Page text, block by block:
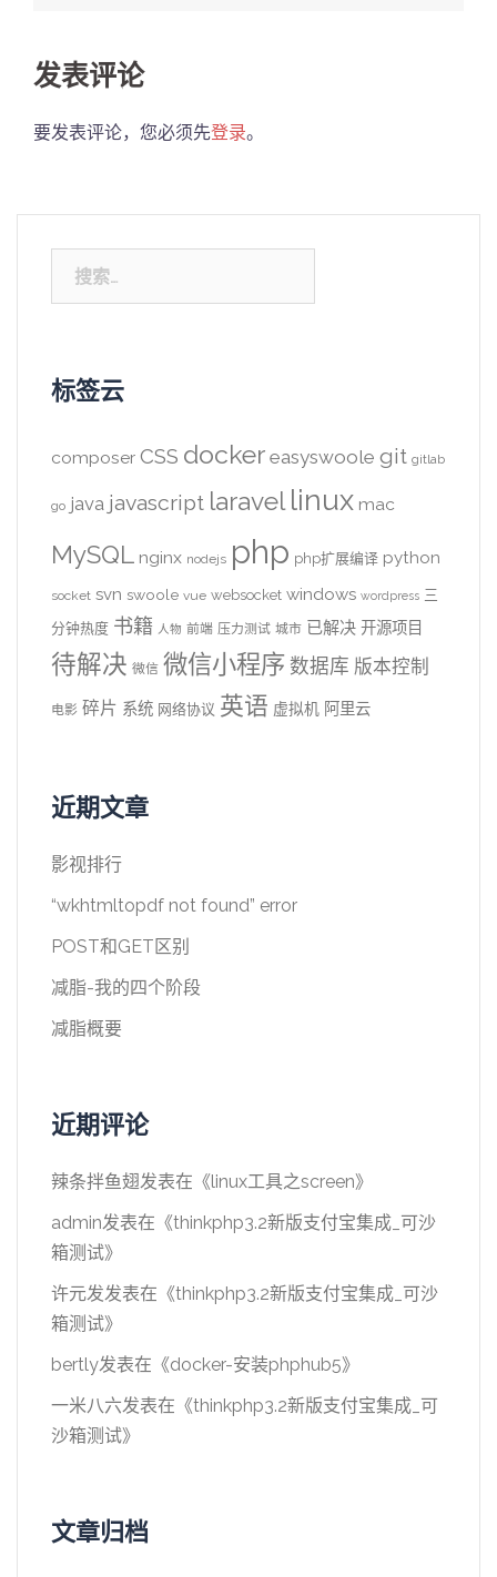
发表评论
要发表评论，您必须先登录。
索：
标签云
composer CSS docker easyswoole git gitlab
go java javascript laravel linux mac
MySQL nginx nodejs php php扩展编译 python
socket svn swoole vue websocket windows wordpress 三
分钟热度 书籍 人物 前端 压力测试 城市 已解决 开源项目
待解决 微信 微信小程序 数据库 版本控制
电影 碎片 系统 网络协议 英语 虚拟机 阿里云
近期文章
影视排行
“wkhtmltopdf not found” error
POST和GET区别
减脂-我的四个阶段
减脂概要
近期评论
辣条拌鱼翅发表在《linux工具之screen》
admin发表在《thinkphp3.2新版支付宝集成_可沙
箱测试》
许元发发表在《thinkphp3.2新版支付宝集成_可沙
箱测试》
bertly发表在《docker-安装phphub5》
一米八六发表在《thinkphp3.2新版支付宝集成_可
沙箱测试》
文章归档